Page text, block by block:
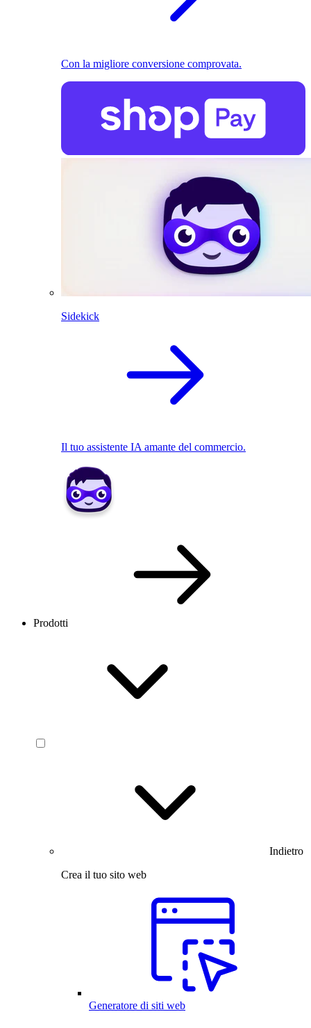
Con la migliore conversione comprovata.
Sidekick
Il tuo assistente IA amante del commercio.
Prodotti
Indietro
Crea il tuo sito web
Generatore di siti web